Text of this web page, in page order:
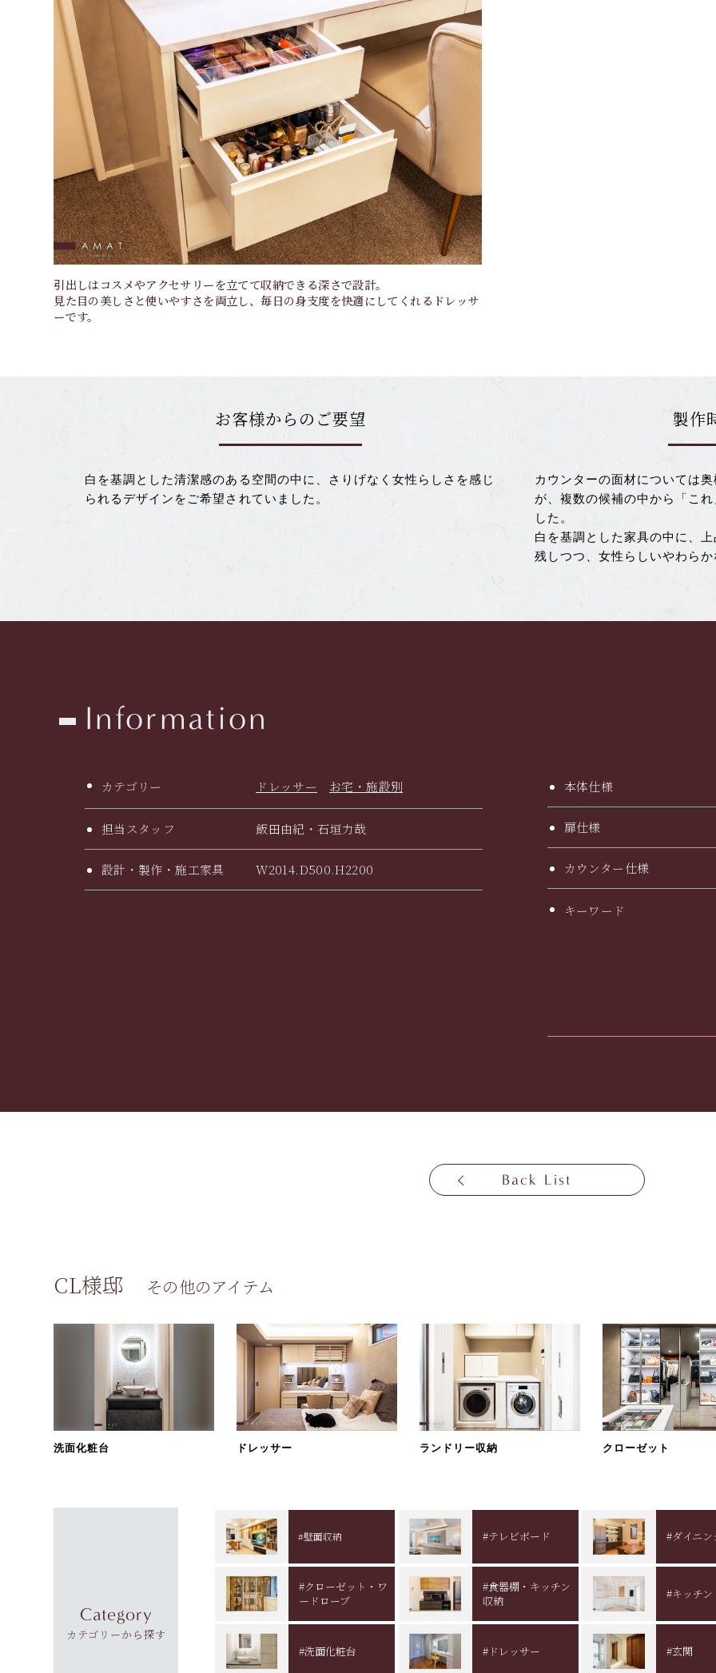
引出しはコスメやアクセサリーを立てて収納できる深さで設計。
見た目の美しさと使いやすさを両立し、毎日の身支度を快適にしてくれるドレッサ
ーです。
お客様からのご要望
白を基調とした清潔感のある空間の中に、さりげなく女性らしさを感じ
られるデザインをご希望されていました。
製作
カウンターの面材については
が、複数の候補の中から「こ
した。
白を基調とした家具の中に、
残しつつ、女性らしいやわら
Information
カテゴリー ドレッサー お宅・施設別
担当スタッフ 飯田由紀・石垣力哉
設計・製作・施工家具 W2014.D500.H2200
本体仕様
扉仕様
カウンター仕様
キーワード
Back List
CL様邸 その他のアイテム
洗面化粧台 ドレッサー ランドリー収納 クローゼット
Category
カテゴリーから探す
#壁面収納 #テレビボード #ダイニ
#クローゼット・ワ
ードローブ
#食器棚・キッチン
収納
#キッチン
#洗面化粧台 #ドレッサー #玄関